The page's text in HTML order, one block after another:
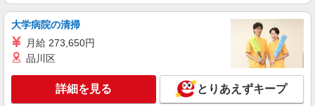
看護助手
キープ 詳細を見る
大学病院の清掃
月給 273,650円
品川区
詳細を見る とりあえずキープ